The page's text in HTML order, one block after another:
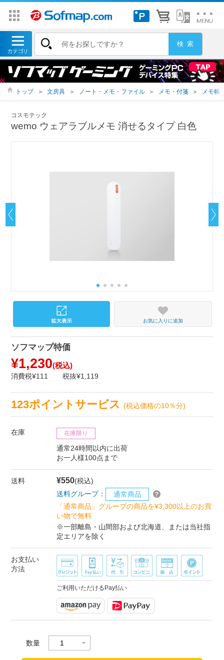
トップ ＞ 文房具 ＞ ノート・メモ・ファイル ＞ メモ・付箋 ＞ メモ帳
コスモテック
wemo ウェアラブルメモ 消せるタイプ 白色
お気に入りに追加
ソフマップ特価
¥1,230(税込)
消費税¥111 税抜¥1,119
123ポイントサービス(税込価格の10％分)
在庫 在庫限り
通常24時間以内に出荷
お一人様100点まで
送料 ¥550(税込)
送料グループ：
通常商品
「通常商品」グループの商品を¥3,300以上のお買
い物で無料
※一部離島・山間部および北海道、または当社指
定エリアを除く
お支払い
方法
ご利用いただけるPay払い
数量